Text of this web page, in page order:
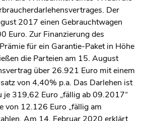
Der
2017 einen Gebrauchtwagen
Euro. Zur Finanzierung des
für ein Garantie-Paket in Höhe
die Parteien am 15. August
über 26.921 Euro mit einem
von 4,40% p.a. Das Darlehen ist
je 319,62 Euro „fällig ab 09.2017“
von 12.126 Euro „fällig am